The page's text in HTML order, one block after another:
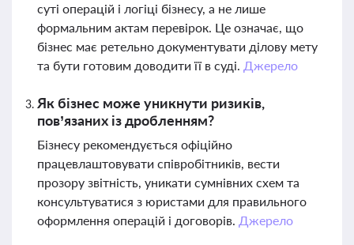
суті операцій і логіці бізнесу, а не лише
формальним актам перевірок. Це означає, що
бізнес має ретельно документувати ділову мету
та бути готовим доводити її в суді. Джерело
Як бізнес може уникнути ризиків,
пов’язаних із дробленням?
Бізнесу рекомендується офіційно
працевлаштовувати співробітників, вести
прозору звітність, уникати сумнівних схем та
консультуватися з юристами для правильного
оформлення операцій і договорів. Джерело